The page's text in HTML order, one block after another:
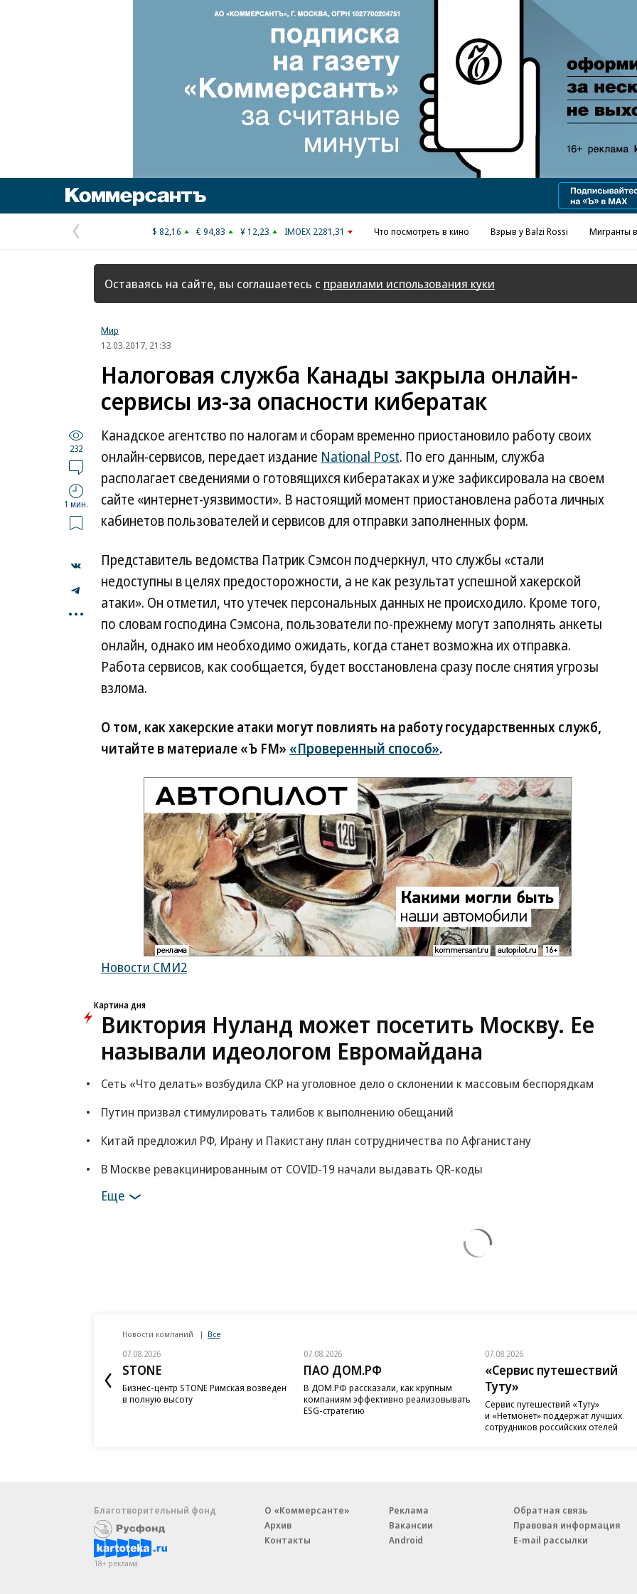
Предыдущая
страница
$ 82,16 € 94,83 ¥ 12,23 IMOEX 2281,31 Что посмотреть в кино Взрыв у Balzi Rossi Мигранты
Оставаясь на сайте, вы соглашаетесь с правилами использования куки
Мир
12.03.2017, 21:33
Налоговая служба Канады закрыла онлайн-
сервисы из-за опасности кибератак
232
1 мин.
...
Канадское агентство по налогам и сборам временно приостановило работу своих
онлайн-сервисов, передает издание National Post. По его данным, служба
располагает сведениями о готовящихся кибератаках и уже зафиксировала на своем
сайте «интернет-уязвимости». В настоящий момент приостановлена работа личных
кабинетов пользователей и сервисов для отправки заполненных форм.
Представитель ведомства Патрик Сэмсон подчеркнул, что службы «стали
недоступны в целях предосторожности, а не как результат успешной хакерской
атаки». Он отметил, что утечек персональных данных не происходило. Кроме того,
по словам господина Сэмсона, пользователи по-прежнему могут заполнять анкеты
онлайн, однако им необходимо ожидать, когда станет возможна их отправка.
Работа сервисов, как сообщается, будет восстановлена сразу после снятия угрозы
взлома.
О том, как хакерские атаки могут повлиять на работу государственных служб,
читайте в материале «Ъ FM» «Проверенный способ».
Новости СМИ2
Картина дня
Виктория Нуланд может посетить Москву. Ее
называли идеологом Евромайдана
Сеть «Что делать» возбудила СКР на уголовное дело о склонении к массовым беспорядкам
Путин призвал стимулировать талибов к выполнению обещаний
Китай предложил РФ, Ирану и Пакистану план сотрудничества по Афганистану
В Москве ревакцинированным от COVID-19 начали выдавать QR-коды
Еще
Новости компаний Все
07.08.2026
STONE
Бизнес-центр STONE Римская возведен
в полную высоту
07.08.2026
ПАО ДОМ.РФ
В ДОМ.РФ рассказали, как крупным
компаниям эффективно реализовывать
ESG-стратегию
07.08.2026
«Сервис путешествий
Туту»
Сервис путешествий «Туту»
и «Нетмонет» поддержат лучших
сотрудников российских отелей
Благотворительный фонд
18+ реклама
О «Коммерсанте»
Архив
Контакты
Реклама
Вакансии
Android
Обратная связь
Правовая информация
E-mail рассылки